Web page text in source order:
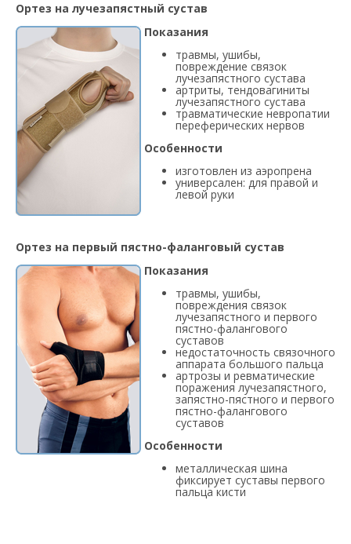
Ортез на лучезапястный сустав
Показания
травмы, ушибы,
повреждение связок
лучезапястного сустава
артриты, тендовагиниты
лучезапястного сустава
травматические невропатии
переферических нервов
Особенности
изготовлен из аэропрена
универсален: для правой и
левой руки
Ортез на первый пястно-фаланговый сустав
Показания
травмы, ушибы,
повреждения связок
лучезапястного и первого
пястно-фалангового
суставов
недостаточность связочного
аппарата большого пальца
артрозы и ревматические
поражения лучезапястного,
запястно-пястного и первого
пястно-фалангового
суставов
Особенности
металлическая шина
фиксирует суставы первого
пальца кисти